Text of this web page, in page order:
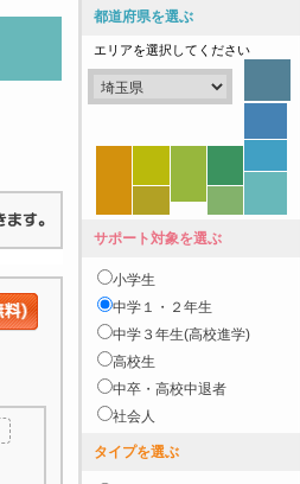
都道府県を選ぶ
エリアを選択してください
サポート対象を選ぶ
小学生
中学１・２年生
中学３年生(高校進学)
高校生
中卒・高校中退者
社会人
タイプを選ぶ